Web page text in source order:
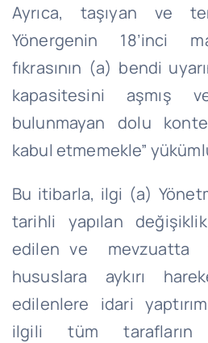
Ayrıca, taşıyan ve
Yönergenin 18’inci
fıkrasının (a) bendi
kapasitesini aşmış
bulunmayan dolu
kabul etmemekle”
Bu itibarla, ilgi (a)
tarihli yapılan
edilen ve
hususlara aykırı
edilenlere idari
ilgili tüm tarafların